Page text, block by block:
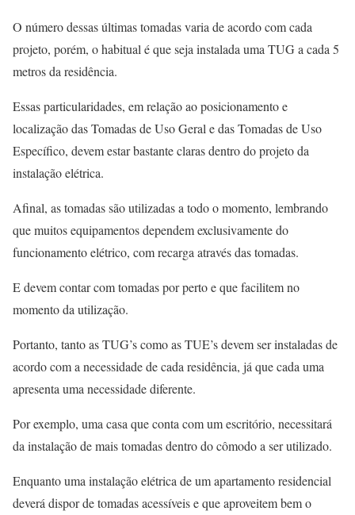
O número dessas últimas tomadas varia de acordo com cada
projeto, porém, o habitual é que seja instalada uma TUG a cada 5
metros da residência.
Essas particularidades, em relação ao posicionamento e
localização das Tomadas de Uso Geral e das Tomadas de Uso
Específico, devem estar bastante claras dentro do projeto da
instalação elétrica.
Afinal, as tomadas são utilizadas a todo o momento, lembrando
que muitos equipamentos dependem exclusivamente do
funcionamento elétrico, com recarga através das tomadas.
E devem contar com tomadas por perto e que facilitem no
momento da utilização.
Portanto, tanto as TUG’s como as TUE’s devem ser instaladas de
acordo com a necessidade de cada residência, já que cada uma
apresenta uma necessidade diferente.
Por exemplo, uma casa que conta com um escritório, necessitará
da instalação de mais tomadas dentro do cômodo a ser utilizado.
Enquanto uma instalação elétrica de um apartamento residencial
deverá dispor de tomadas acessíveis e que aproveitem bem o